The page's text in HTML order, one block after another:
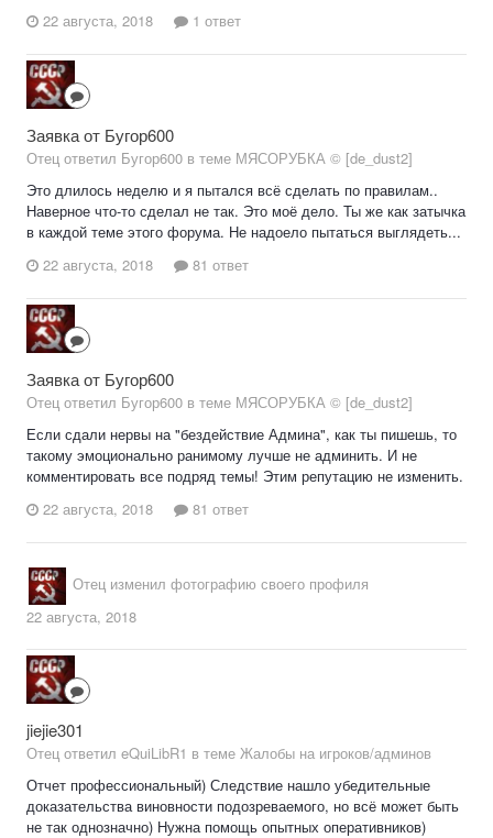
22 августа, 2018
1 ответ
Заявка от Бугор600
Отец ответил Бугор600 в теме МЯСОРУБКА © [de_dust2]
Это длилось неделю и я пытался всё сделать по правилам..
Наверное что-то сделал не так. Это моё дело. Ты же как затычка
в каждой теме этого форума. Не надоело пытаться выглядеть...
22 августа, 2018
81 ответ
Заявка от Бугор600
Отец ответил Бугор600 в теме МЯСОРУБКА © [de_dust2]
Если сдали нервы на "бездействие Админа", как ты пишешь, то
такому эмоционально ранимому лучше не админить. И не
комментировать все подряд темы! Этим репутацию не изменить.
22 августа, 2018
81 ответ
Отец изменил фотографию своего профиля
22 августа, 2018
jiejie301
Отец ответил eQuiLibR1 в теме Жалобы на игроков/админов
Отчет профессиональный) Следствие нашло убедительные
доказательства виновности подозреваемого, но всё может быть
не так однозначно) Нужна помощь опытных оперативников)